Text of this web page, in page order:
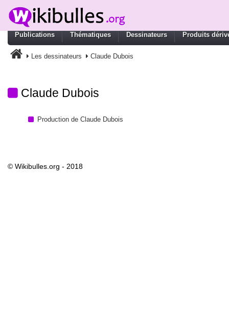
Publications Thématiques Dessinateurs Produits
Les dessinateurs Claude Dubois
Claude Dubois
Production de Claude Dubois
© Wikibulles.org - 2018